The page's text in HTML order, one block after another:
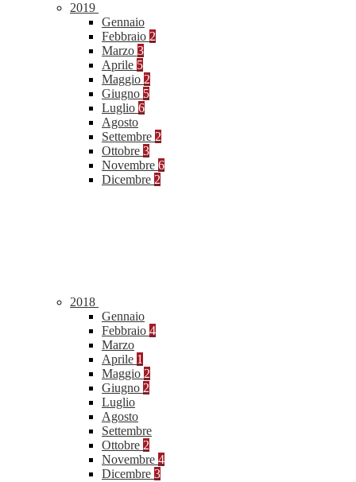
2019
Gennaio
Febbraio 2
Marzo 3
Aprile 5
Maggio 2
Giugno 5
Luglio 6
Agosto
Settembre 2
Ottobre 3
Novembre 6
Dicembre 2
2018
Gennaio
Febbraio 4
Marzo
Aprile 1
Maggio 2
Giugno 2
Luglio
Agosto
Settembre
Ottobre 2
Novembre 4
Dicembre 3